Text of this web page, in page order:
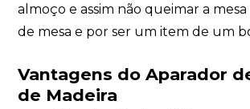
almoço e assim não queimar a
de mesa e por ser um item de um
Vantagens do Aparador
de Madeira